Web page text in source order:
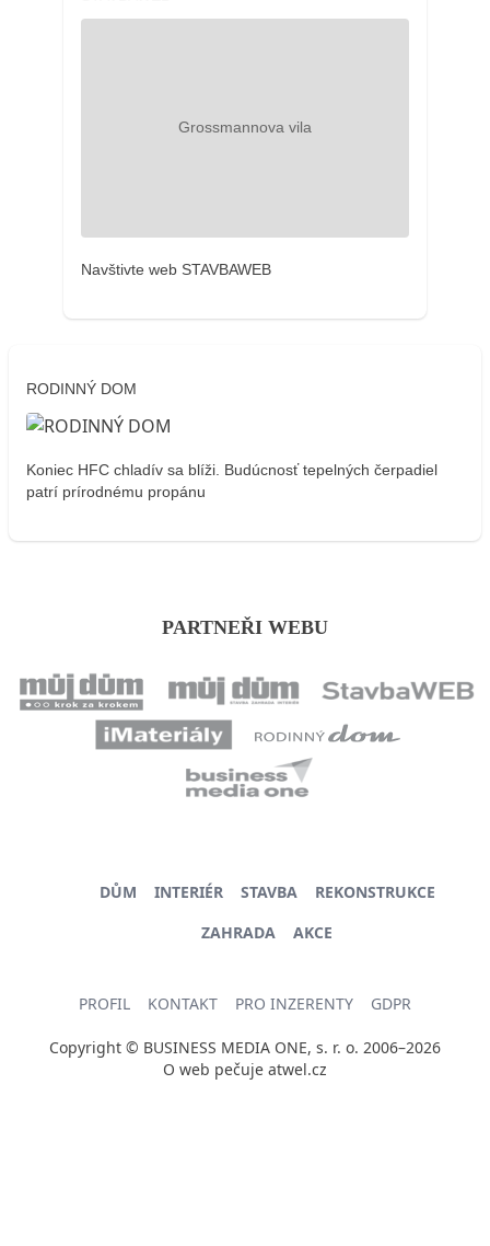
Navštivte web STAVBAWEB
RODINNÝ DOM
Koniec HFC chladív sa blíži. Budúcnosť tepelných čerpadiel
patrí prírodnému propánu
PARTNEŘI WEBU
DŮM INTERIÉR STAVBA
REKONSTRUKCE
ZAHRADA
AKCE
PROFIL KONTAKT PRO INZERENTY GDPR
Copyright © BUSINESS MEDIA ONE, s. r. o. 2006–2026